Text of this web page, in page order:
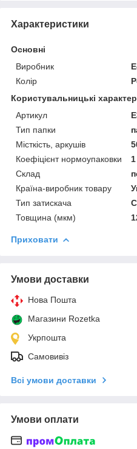
Характеристики
Основні
Виробник
Колір
Користувальницькі
Артикул
Тип папки
Місткість, аркушів
Коефіцієнт нормоупаковки
1
Склад
Країна-виробник товару
Тип затискача
Товщина (мкм)
Приховати
Умови доставки
Нова Пошта
Магазини Rozetka
Укрпошта
Самовивіз
Всі умови доставки
Умови оплати